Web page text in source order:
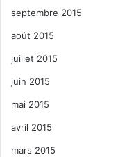
septembre 2015
août 2015
juillet 2015
juin 2015
mai 2015
avril 2015
mars 2015